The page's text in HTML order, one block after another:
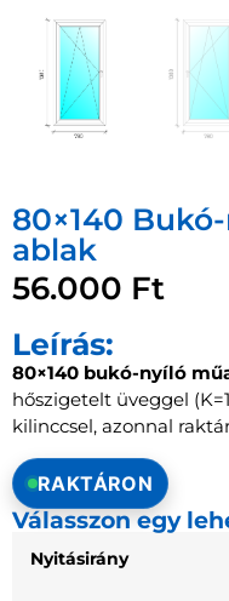
80×140
ablak
56.000 Ft
Leírás:
80×140 bukó-nyíló
hőszigetelt üveggel
kilinccsel, azonnal
RAKTÁRON
Válasszon egy
Nyitásirány